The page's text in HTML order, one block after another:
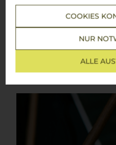
COOKIES
NUR
ALLE
Venetien und Friaul-Julisch
unbeschwerten Genuss und
Aperitif, Begleiter zu
Momente –Proseccoist
jeden Anlass. Mit seiner
Essenz italienischer